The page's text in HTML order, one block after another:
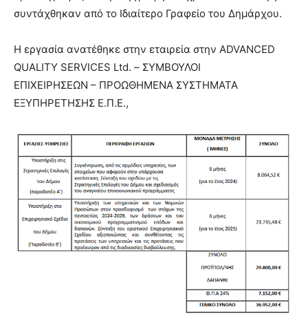
συντάχθηκαν από το Ιδιαίτερο Γραφείο του Δημάρχου.
Η εργασία ανατέθηκε στην εταιρεία στην ADVANCED
QUALITY SERVICES Ltd. – ΣΥΜΒΟΥΛΟΙ
ΕΠΙΧΕΙΡΗΣΕΩΝ – ΠΡΟΩΘΗΜΕΝΑ ΣΥΣΤΗΜΑΤΑ
ΕΞΥΠΗΡΕΤΗΣΗΣ Ε.Π.Ε.,